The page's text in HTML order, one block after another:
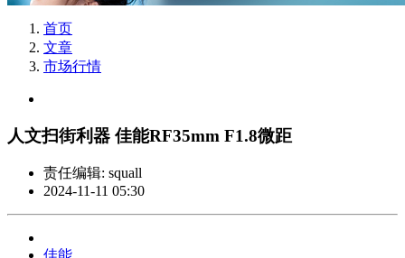
首页
文章
市场行情
人文扫街利器 佳能RF35mm F1.8微距
责任编辑: squall
2024-11-11 05:30